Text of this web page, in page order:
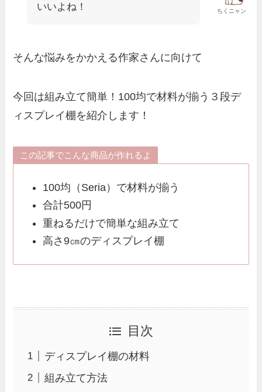
ちくニャン
いいよね！
そんな悩みをかかえる作家さんに向けて
今回は組み立て簡単！100均で材料が揃う３段デ
ィスプレイ棚を紹介します！
この記事でこんな商品が作れるよ
100均（Seria）で材料が揃う
合計500円
重ねるだけで簡単な組み立て
高さ9㎝のディスプレイ棚
目次
ディスプレイ棚の材料
組み立て方法